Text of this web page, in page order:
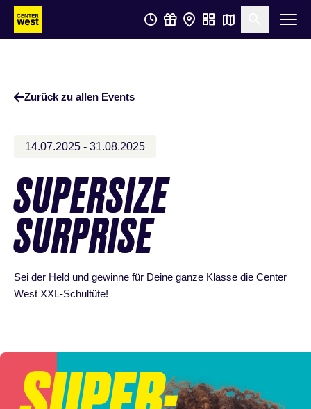
Zum
Hauptinhalt
Zum
Footer
Suche
Zurück zu allen Events
14.07.2025 - 31.08.2025
SUPERSIZE
SURPRISE
Sei der Held und gewinne für Deine ganze Klasse die Center
West XXL-Schultüte!